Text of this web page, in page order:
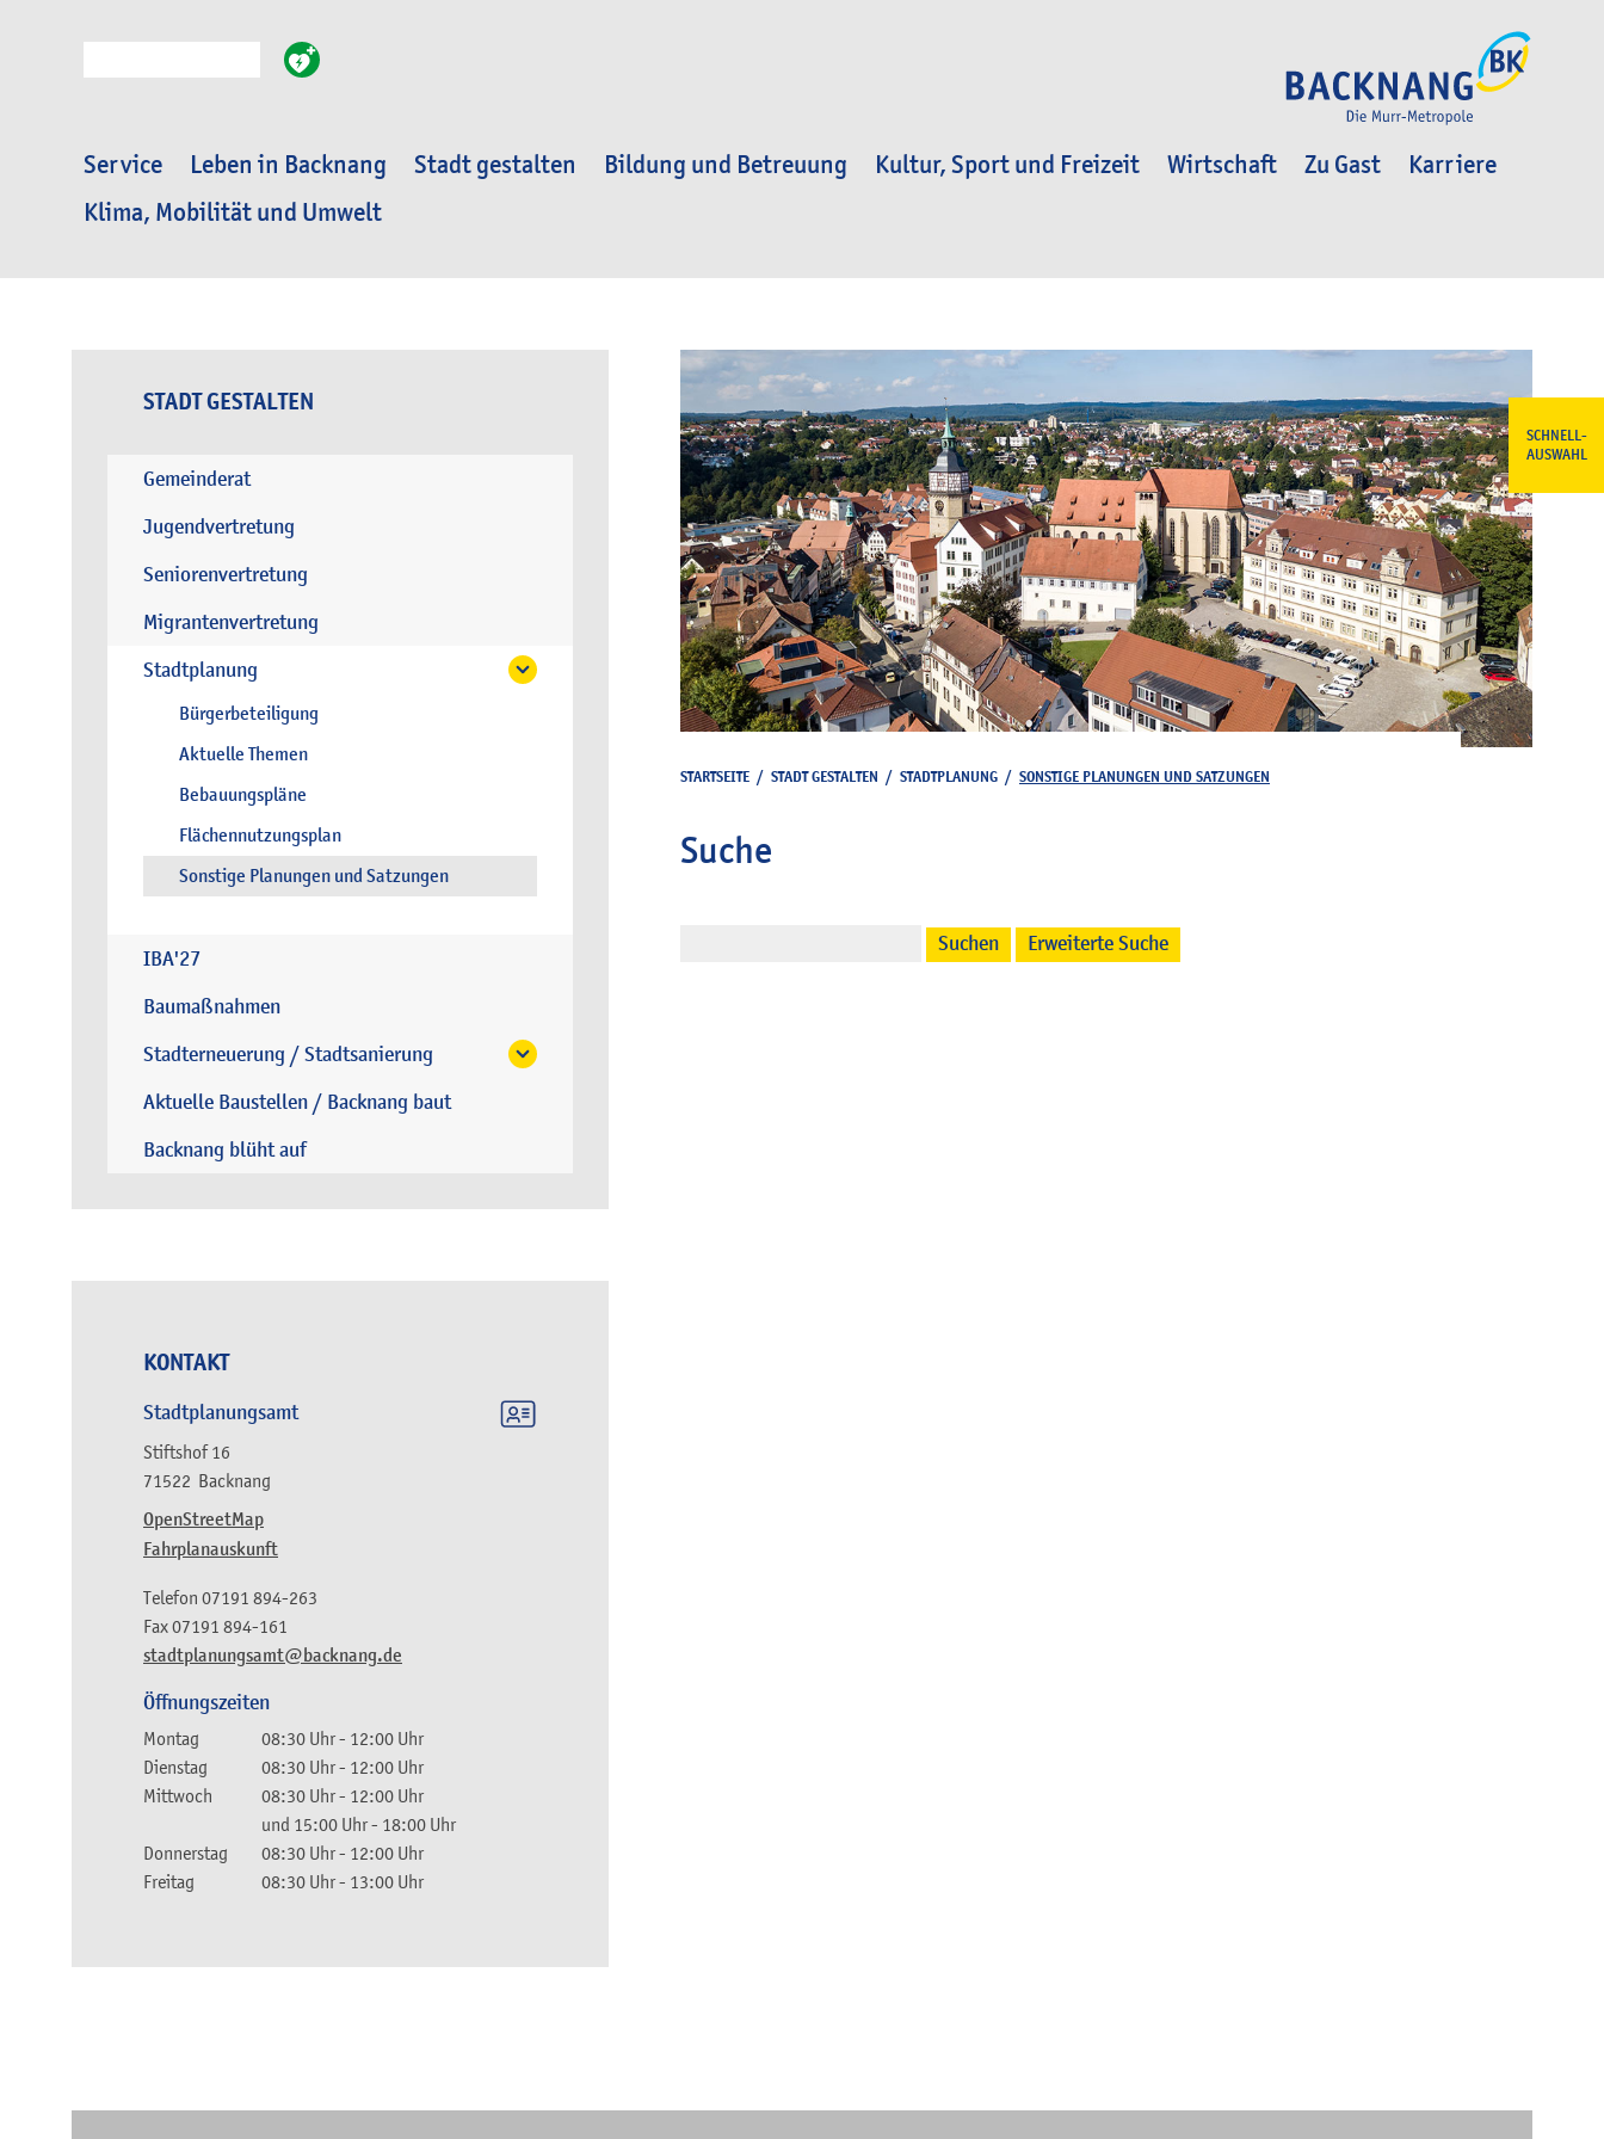
Service Leben in Backnang Stadt gestalten Bildung und Betreuung Kultur, Sport und Freizeit Wirtschaft Zu Gast
Karriere
Klima, Mobilität und Umwelt
SCHNELL-
AUSWAHL
STADT GESTALTEN
Gemeinderat
Jugendvertretung
Seniorenvertretung
Migrantenvertretung
Stadtplanung
Bürgerbeteiligung
Aktuelle Themen
Bebauungspläne
Flächennutzungsplan
Sonstige Planungen und Satzungen
IBA'27
Baumaßnahmen
Stadterneuerung / Stadtsanierung
Aktuelle Baustellen / Backnang baut
Backnang blüht auf
KONTAKT
Stadtplanungsamt
Stiftshof 16
71522 Backnang
OpenStreetMap
Fahrplanauskunft
stadtplanungsamt@backnang.de
Telefon 07191 894-263
Fax07191 894-161
Öffnungszeiten
Montag 08:30 Uhr- 12:00 Uhr
Dienstag
08:30 Uhr- 12:00 Uhr
Mittwoch
08:30 Uhr- 12:00 Uhr
und 15:00 Uhr- 18:00 Uhr
Donnerstag
08:30 Uhr- 12:00 Uhr
Freitag
08:30 Uhr- 13:00 Uhr
STARTSEITE / STADT GESTALTEN / STADTPLANUNG / SONSTIGE PLANUNGEN UND SATZUNGEN
Suche
Suchen Erweiterte Suche